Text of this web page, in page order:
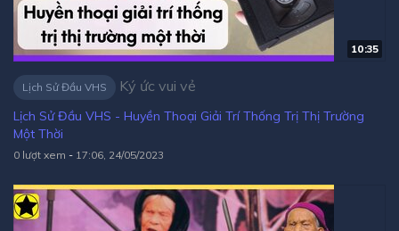
10:35
Lịch Sử Đầu VHS Ký ức vui vẻ
Lịch Sử Đầu VHS - Huyền Thoại Giải Trí Thống Trị Thị Trường
Một Thời
0 lượt xem - 17:06, 24/05/2023